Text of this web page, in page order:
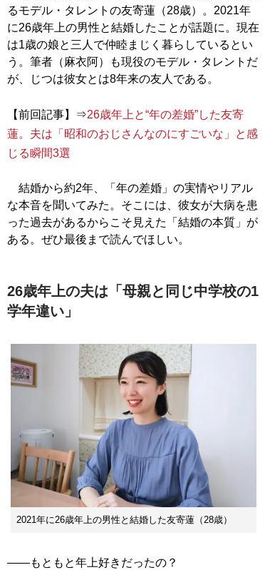
るモデル・タレントの友寄蓮（28歳）。2021年
に26歳年上の男性と結婚したことが話題に。現在
は1歳の娘と三人で仲睦まじく暮らしているとい
う。筆者（麻衣阿）も現役のモデル・タレントだ
が、じつは彼女とは8年来の友人である。
【前回記事】⇒26歳年上と“年の差婚”した友寄
蓮。夫は「昭和のおじさんなのにすごいな」と感
じる瞬間3選
結婚から約2年、「年の差婚」の実情やリアル
な本音を聞いてみた。そこには、彼女が大病を患
った過去があるからこそ見えた「結婚の本質」が
ある。ぜひ最後まで読んでほしい。
26歳年上の夫は「母親と同じ中学校の1
学年違い」
2021年に26歳年上の男性と結婚した友寄蓮（28歳）
——もともと年上好きだったの？